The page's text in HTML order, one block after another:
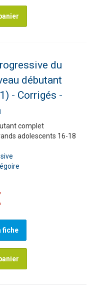
du
débutant
- Corrigés -
complet
adolescents 16-18
fiche